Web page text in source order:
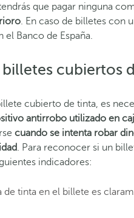
que pagar ninguna
. En caso de billetes con
Banco de España.
cubiertos
cubierto de tinta, es
antirrobo utilizado en
cuando se intenta robar
. Para reconocer si un
indicadores:
de tinta en el billete es